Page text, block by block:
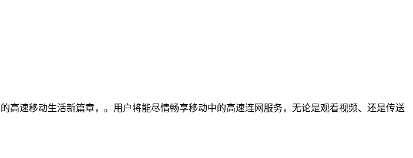
高速移动生活新篇章，。用户将能尽情畅享移动中的高速连网服务，无论是观看视频、还是传送